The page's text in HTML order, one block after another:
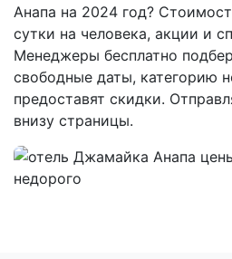
Анапа на 2024 год?
сутки на человека, акции и
Менеджеры бесплатно
свободные даты, категорию
предоставят скидки.
внизу страницы.